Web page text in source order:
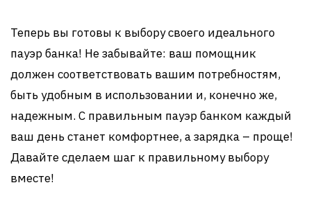
Теперь вы готовы к выбору своего идеального
пауэр банка! Не забывайте: ваш помощник
должен соответствовать вашим потребностям,
быть удобным в использовании и, конечно же,
надежным. С правильным пауэр банком каждый
ваш день станет комфортнее, а зарядка – проще!
Давайте сделаем шаг к правильному выбору
вместе!